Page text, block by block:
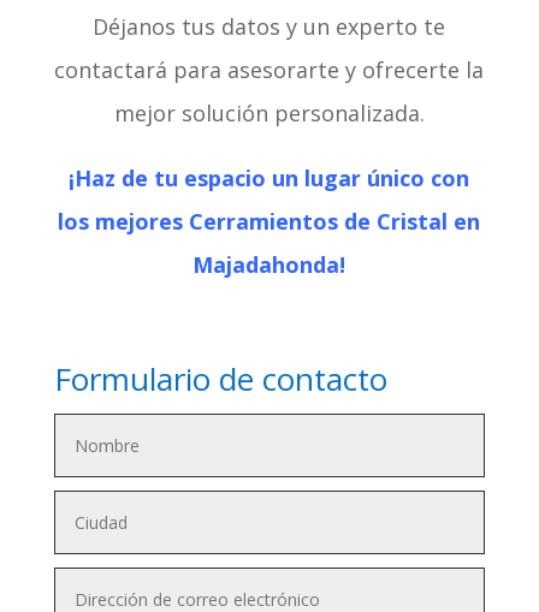
Déjanos tus datos y un experto te
contactará para asesorarte y ofrecerte la
mejor solución personalizada.
¡Haz de tu espacio un lugar único con
los mejores Cerramientos de Cristal en
Majadahonda!
Formulario de contacto